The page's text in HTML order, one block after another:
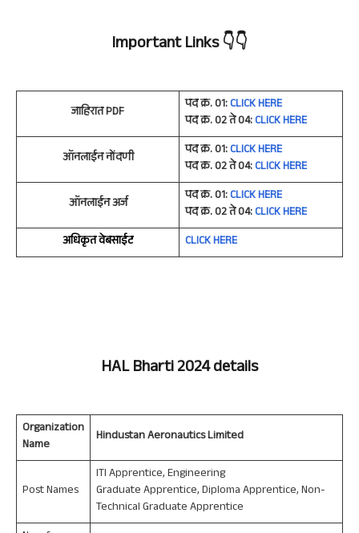
Important Links👇👇
जाहिरात PDF पद क्र. 01:CLICK HERE
पद क्र. 02 ते 04:CLICK HERE
ऑनलाईन नोंदणी
पद क्र. 01:CLICK HERE
पद क्र. 02 ते 04:CLICK HERE
ऑनलाईन अर्ज
पद क्र. 01:CLICK HERE
पद क्र. 02 ते 04:CLICK HERE
अधिकृत वेबसाईट
CLICK HERE
HALBharti 2024 details
Organization
Name
Hindustan Aeronautics Limited
Post Names
ITI Apprentice, Engineering
Graduate Apprentice, Diploma Apprentice, Non-
Technical Graduate Apprentice